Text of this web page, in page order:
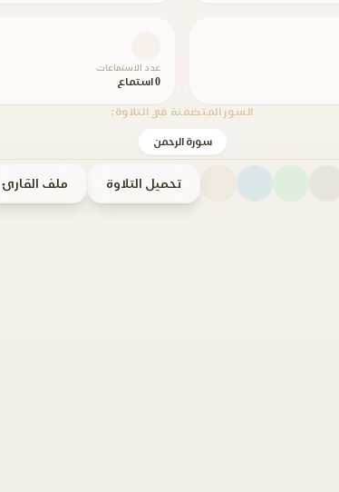
عدد الاستماعات
0 استماع
السور المتضمنة في التلاوة:
سورة الرحمن
تحميل التلاوة ملف القارئ